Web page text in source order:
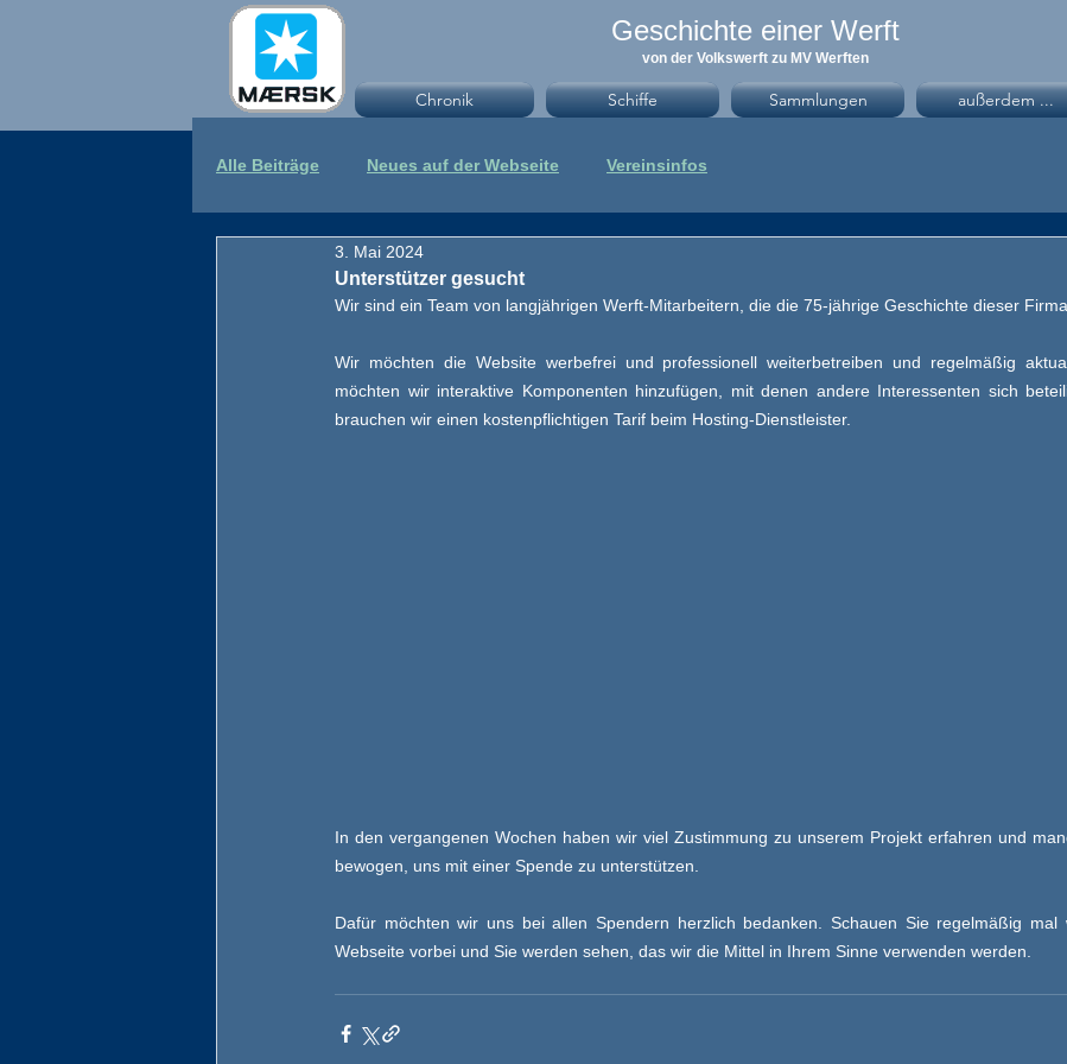
Geschichte einer Werft
von der Volkswerft zu MV Werften
Chronik Schiffe Sammlungen außerdem ...
Alle Beiträge Neues auf der Webseite Vereinsinfos
Unterstützer gesucht
3. Mai 2024
Wir sind ein Team von langjährigen Werft-Mitarbeitern, die die 75-jährige Geschichte dieser
Wir möchten die Website werbefrei und professionell weiterbetreiben und regelmäßig
möchten wir interaktive Komponenten hinzufügen, mit denen andere Interessenten sich
brauchen wir einen kostenpflichtigen Tarif beim Hosting-Dienstleister.
In den vergangenen Wochen haben wir viel Zustimmung zu unserem Projekt erfahren und
bewogen, uns mit einer Spende zu unterstützen.
Dafür möchten wir uns bei allen Spendern herzlich bedanken. Schauen Sie regelmäßig mal
Webseite vorbei und Sie werden sehen, das wir die Mittel in Ihrem Sinne verwenden werden.